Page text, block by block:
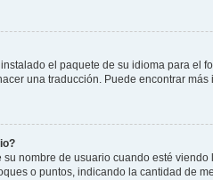
el paquete de su idioma para
una traducción. Puede encontrar
nombre de usuario cuando esté
o puntos, indicando la cantidad de